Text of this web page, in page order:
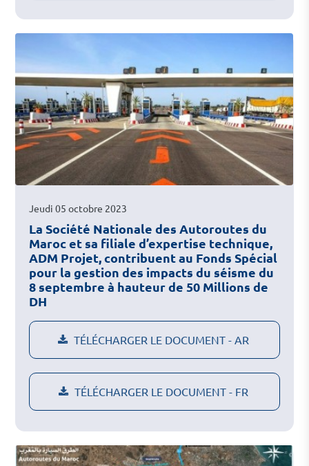
Jeudi 05 octobre 2023
La Société Nationale des Autoroutes du
Maroc et sa filiale d’expertise technique,
ADM Projet, contribuent au Fonds Spécial
pour la gestion des impacts du séisme du
8 septembre à hauteur de 50 Millions de
DH
TÉLÉCHARGER LE DOCUMENT - AR
TÉLÉCHARGER LE DOCUMENT - FR